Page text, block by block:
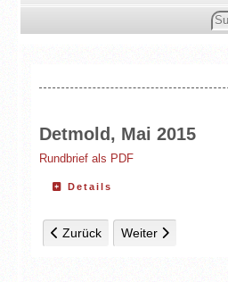
...
Detmold, Mai 2015
Rundbrief als PDF
Details
Vorheriger Beitrag: Rundbrief
Zurück Nächster Beitrag:
Weiter